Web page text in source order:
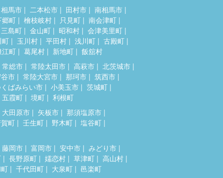
相馬市
二本松市 田村市
南相馬市
郷町
檜枝岐村 只見町
南会津町
三島町
金山町 昭和村
会津美里町
町
玉川村 平田村 浅川町
古殿町
江町
葛尾村 新地町
飯舘村
常総市
常陸太田市 高萩市
北茨城市
市
常陸大宮市 那珂市
筑西市
ばみらい市
小美玉市
茨城町
五霞町
境町
利根町
大田原市
矢板市
那須塩原市
町
壬生町 野木町 塩谷町
藤岡市 富岡市 安中市
みどり市
長野原町 嬬恋村 草津町
高山村
千代田町 大泉町
邑楽町